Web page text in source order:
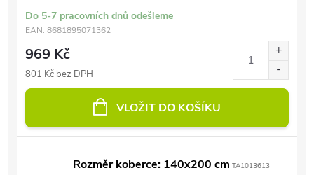
Do 5-7 pracovních dnů odešleme
EAN: 8681895071362
969 Kč
801 Kč bez DPH
VLOŽIT DO KOŠÍKU
Rozměr koberce: 140x200 cm TA1013613